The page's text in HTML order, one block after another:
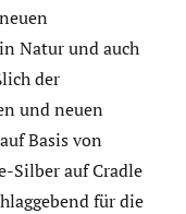
Natur und auch
der
und neuen
Basis von
Silber auf Cradle
für die